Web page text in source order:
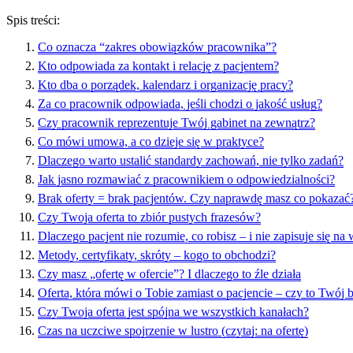
Spis treści:
Co oznacza “zakres obowiązków pracownika”?
Kto odpowiada za kontakt i relację z pacjentem?
Kto dba o porządek, kalendarz i organizację pracy?
Za co pracownik odpowiada, jeśli chodzi o jakość usług?
Czy pracownik reprezentuje Twój gabinet na zewnątrz?
Co mówi umowa, a co dzieje się w praktyce?
Dlaczego warto ustalić standardy zachowań, nie tylko zadań?
Jak jasno rozmawiać z pracownikiem o odpowiedzialności?
Brak oferty = brak pacjentów. Czy naprawdę masz co
Czy Twoja oferta to zbiór pustych frazesów?
Dlaczego pacjent nie rozumie, co robisz – i nie zapisuje się na
Metody, certyfikaty, skróty – kogo to obchodzi?
Czy masz „ofertę w ofercie”? I dlaczego to źle działa
Oferta, która mówi o Tobie zamiast o pacjencie – czy to Twój
Czy Twoja oferta jest spójna we wszystkich kanałach?
Czas na uczciwe spojrzenie w lustro (czytaj: na ofertę)